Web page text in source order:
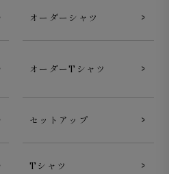
オーダーシャツ
オーダーTシャツ
セットアップ
Tシャツ